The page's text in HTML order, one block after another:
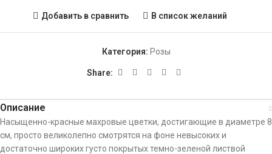
Добавить в сравнить В список желаний
Категория: Розы
Share:
Описание
Насыщенно-красные махровые цветки, достигающие в диаметре 8
см, просто великолепно смотрятся на фоне невысоких и
достаточно широких густо покрытых темно-зеленой листвой